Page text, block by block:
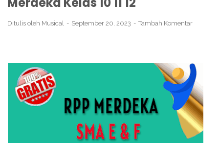
Ditulis oleh Musical September 20, 2023 Tambah Komentar